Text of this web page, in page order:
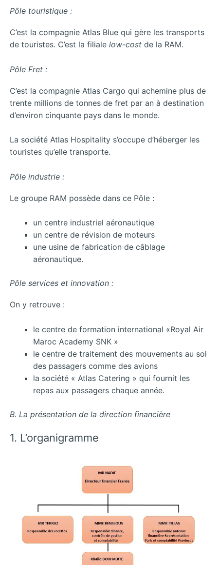
Pôle touristique :
C’est la compagnie Atlas Blue qui gère les transports
de touristes. C’est la filiale low-cost de la RAM.
Pôle Fret :
C’est la compagnie Atlas Cargo qui achemine plus de
trente millions de tonnes de fret par an à destination
d’environ cinquante pays dans le monde.
La société Atlas Hospitality s’occupe d’héberger les
touristes qu’elle transporte.
Pôle industrie :
Le groupe RAM possède dans ce Pôle :
un centre industriel aéronautique
un centre de révision de moteurs
une usine de fabrication de câblage
aéronautique.
Pôle services et innovation :
On y retrouve :
le centre de formation international «Royal Air
Maroc Academy SNK »
le centre de traitement des mouvements au sol
des passagers comme des avions
la société « Atlas Catering » qui fournit les
repas aux passagers chaque année.
B. La présentation de la direction financière
1. L’organigramme